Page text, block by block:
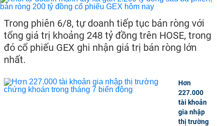
Trong phiên 6/8, tự doanh tiếp tục bán ròng với
tổng giá trị khoảng 248 tỷ đồng trên HOSE, trong
đó cổ phiếu GEX ghi nhận giá trị bán ròng lớn
nhất.
Hơn
227.000
tài khoản
gia nhập
thị trường